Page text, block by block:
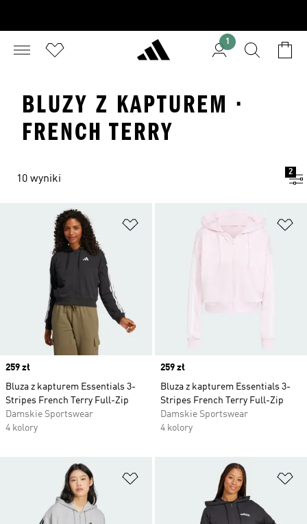
1
BLUZY Z KAPTUREM ·
FRENCH TERRY
10 wyniki
2
Dodaj do listy życzeń
Price
259 zł
Bluza z kapturem Essentials 3-
Stripes French Terry Full-Zip
Damskie Sportswear
4 kolory
Price
259 zł
Bluza z kapturem Essentials 3-
Stripes French Terry Full-Zip
Damskie Sportswear
4 kolory
Dodaj do listy życzeń